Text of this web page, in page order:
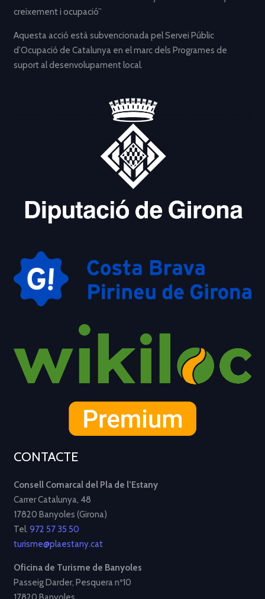
creixement i ocupació”
Aquesta acció està subvencionada pel Servei Públic
d’Ocupació de Catalunya en el marc dels Programes de
suport al desenvolupament local.
CONTACTE
Consell Comarcal del Pla de l’Estany
Carrer Catalunya, 48
17820 Banyoles (Girona)
Tel. 972 57 35 50
turisme@plaestany.cat
Oficina de Turisme de Banyoles
Passeig Darder, Pesquera nº10